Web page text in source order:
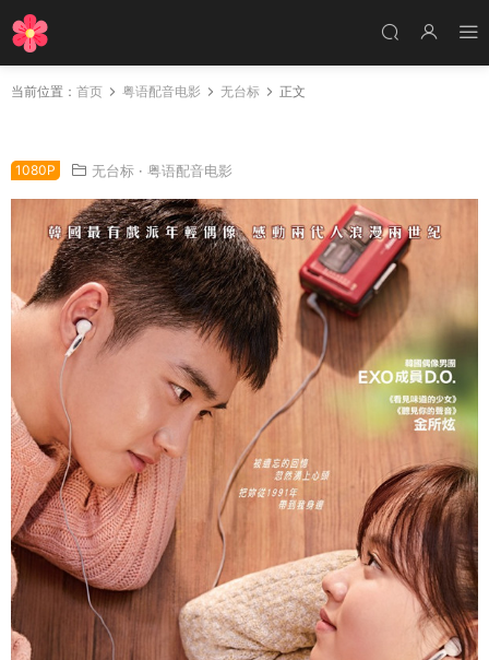
当前位置： 首页 粤语配音电影 无台标 正文
1080P 无台标 · 粤语配音电影